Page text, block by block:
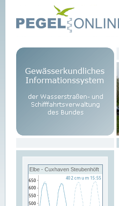
Elbe - Cuxhaven Steubenhöft